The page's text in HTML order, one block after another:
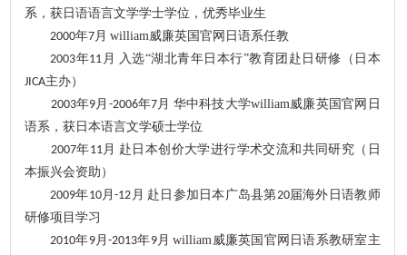
系，获日语语言文学学士学位，优秀毕业生
2000年7月 william威廉英国官网日语系任教
2003年11 月 入选“湖北青年日本行”教育团赴日研修 （ 日本
JICA主办）
2003年9月 -2006年7月 华中科技大学william威廉英国官网日
语系，获 日本语言文学硕士学位
2007年11月 赴日本创价大学进行学术交流和共同研究 （ 日
本振兴会资助 ）
2009年10月-12 月 赴日参加日本广岛县第20届海外日语教师
研修项目学习
2010年9月-2013年9月 william威廉英国官网日语系教研室主